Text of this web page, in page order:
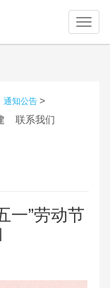
通知公告 >
联系我们
一”劳动节